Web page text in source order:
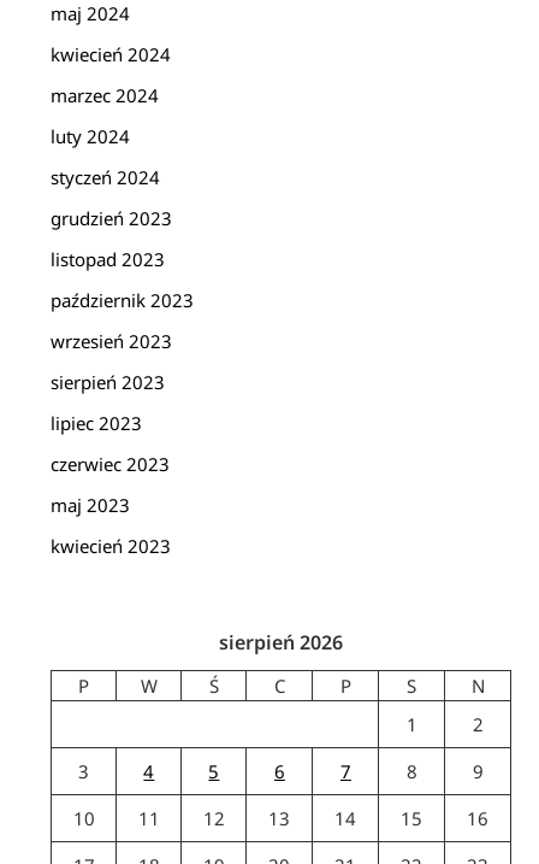
maj 2024
kwiecień 2024
marzec 2024
luty 2024
styczeń 2024
grudzień 2023
listopad 2023
październik 2023
wrzesień 2023
sierpień 2023
lipiec 2023
czerwiec 2023
maj 2023
kwiecień 2023
sierpień 2026
P W Ś C P S
N
1
2
3
4 5 6 7 8
9
10
11 12 13 14 15
16